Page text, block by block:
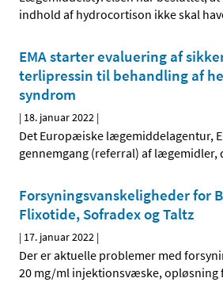
indhold af hydrocortison ikke skal
EMA starter evaluering af
terlipressin til behandling af
syndrom
| 18. januar 2022 |
Det Europæiske lægemiddelagentur,
gennemgang (referral) af lægemidler,
Forsyningsvanskeligheder for
Flixotide, Sofradex og Taltz
| 17. januar 2022 |
Der er aktuelle problemer med
20 mg/ml injektionsvæske, opløsning